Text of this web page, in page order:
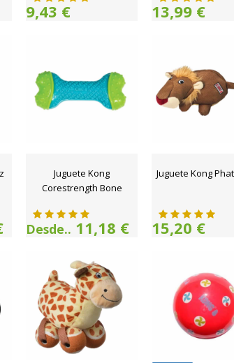
9,43 € 13,99 €
Juguete Kong
Corestrength Bone
Desde.. 11,18 €
Juguete Kong
15,20 €